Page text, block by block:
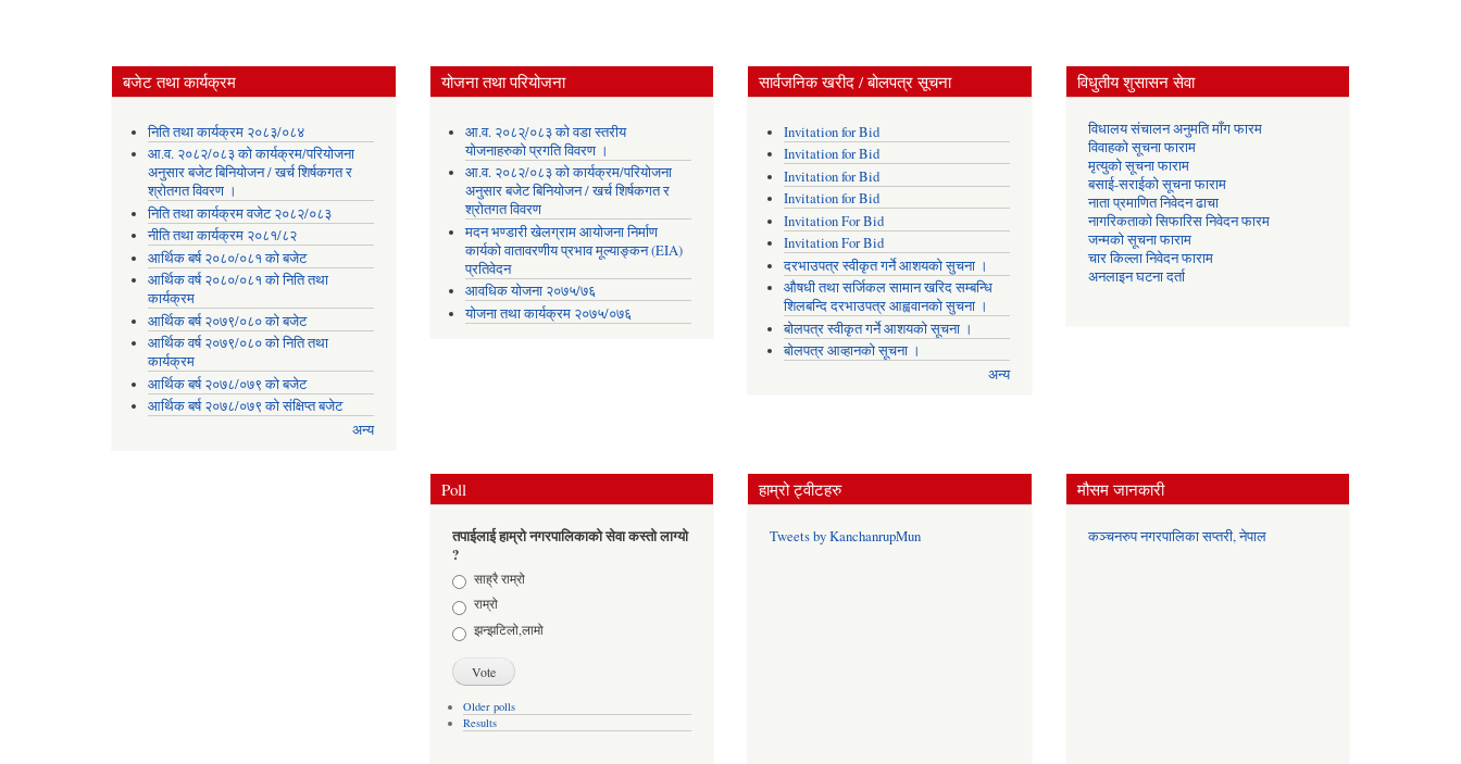
बजेट तथा कार्यक्रम
निति तथा कार्यक्रम २०८३/०८४
आ.व. २०८२/०८३ को कार्यक्रम/परियोजना
अनुसार बजेट बिनियोजन / खर्च शिर्षकगत र
श्रोतगत विवरण ।
निति तथा कार्यक्रम वजेट २०८२/०८३
नीति तथा कार्यक्रम २०८१/८२
आर्थिक बर्ष २०८०/०८१ को बजेट
आर्थिक वर्ष २०८०/०८१ को निति तथा
कार्यक्रम
आर्थिक बर्ष २०७९/०८० को बजेट
आर्थिक वर्ष २०७९/०८० को निति तथा
कार्यक्रम
आर्थिक बर्ष २०७८/०७९ को बजेट
आर्थिक बर्ष २०७८/०७९ को संक्षिप्त बजेट
अन्य
योजना तथा परियोजना
आ.व. २०८२्/०८३ को वडा स्तरीय
योजनाहरुको प्रगति विवरण ।
आ.व. २०८२/०८३ को कार्यक्रम/परियोजना
अनुसार बजेट बिनियोजन / खर्च शिर्षकगत र
श्रोतगत विवरण
मदन भण्डारी खेलग्राम आयोजना निर्माण
कार्यको वातावरणीय प्रभाव मूल्याङ्कन (EIA)
प्रतिवेदन
आवधिक योजना २०७५/७६
योजना तथा कार्यक्रम २०७५/०७६
सार्वजनिक खरीद / बोलपत्र सूचना
Invitation for Bid
Invitation for Bid
Invitation for Bid
Invitation for Bid
Invitation For Bid
Invitation For Bid
दरभाउपत्र स्वीकृत गर्ने आशयको सुचना ।
औषधी तथा सर्जिकल सामान खरिद सम्बन्धि
शिलबन्दि दरभाउपत्र आह्ववानको सुचना ।
बोलपत्र स्वीकृत गर्ने आशयको सूचना ।
बोलपत्र आव्हानको सूचना ।
अन्य
विधुतीय शुसासन सेवा
विधालय संचालन अनुमति माँग फारम
विवाहको सूचना फाराम
मृत्युको सूचना फाराम
बसाई-सराईको सूचना फाराम
नाता प्रमाणित निवेदन ढाचा
नागरिकताको सिफारिस निवेदन फारम
जन्मको सूचना फाराम
चार किल्ला निवेदन फाराम
अनलाइन घटना दर्ता
Poll
तपाईलाई हाम्रो नगरपालिकाको सेवा कस्तो लाग्यो
?
Choicesसाह्रै राम्रो
राम्रो
झन्झटिलो,लामो
Older polls
Results
हाम्रो ट्वीटहरु
Tweets by KanchanrupMun
मौसम जानकारी
कञ्चनरुप नगरपालिका सप्तरी, नेपाल